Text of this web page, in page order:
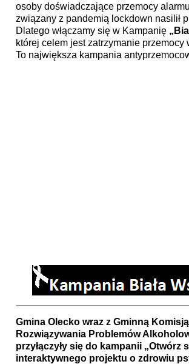
osoby doświadczające przemocy
związany z pandemią lockdown nasilił
Dlatego włączamy się w Kampanię
której celem jest zatrzymanie przemocy
To największa kampania
Gmina Olecko wraz z Gminną Komisją
Rozwiązywania Problemów
przyłączyły się do kampanii „Otwórz
interaktywnego projektu o zdrowiu